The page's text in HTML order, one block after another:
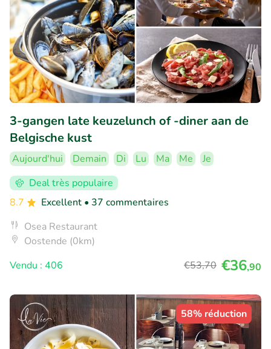
3-gangen late keuzelunch of -diner aan de
Belgische kust
Aujourd'hui Demain Di Lu Ma Me
Je
Deal très populaire
8.7
Excellent • 37 commentaires
Osea Restaurant
Oostende (0km)
Vendu : 406
€53,70 €36,90
58% réduction